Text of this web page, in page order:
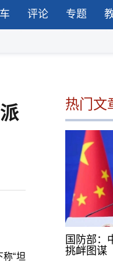
评论 专题
“坦
热门文
国防部：
挑衅图谋